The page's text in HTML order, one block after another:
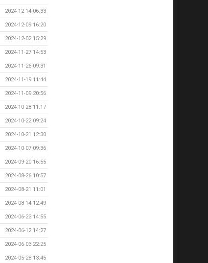
2024-12-14 06:33
2024-12-09 16:20
2024-12-02 15:29
2024-11-27 14:53
2024-11-26 09:31
2024-11-19 11:44
2024-11-09 20:56
2024-10-28 11:17
2024-10-22 09:24
2024-10-21 12:30
2024-10-07 09:36
2024-09-20 16:55
2024-08-26 10:57
2024-08-21 11:01
2024-08-14 12:49
2024-06-23 14:55
2024-06-12 14:27
2024-06-03 22:25
2024-05-28 13:45